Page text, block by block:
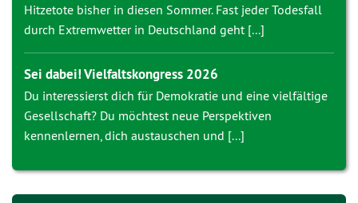
Hitzetote bisher in diesen Sommer. Fast jeder Todesfall
durch Extremwetter in Deutschland geht [...]
Sei dabei! Vielfaltskongress 2026
Du interessierst dich für Demokratie und eine vielfältige
Gesellschaft? Du möchtest neue Perspektiven
kennenlernen, dich austauschen und [...]